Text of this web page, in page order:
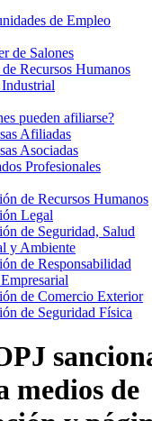
de Empleo
de Salones
Recursos Humanos
pueden afiliarse?
Afiliadas
Asociadas
Profesionales
de Recursos Humanos
Legal
de Seguridad, Salud
y Ambiente
de Responsabilidad
de Comercio Exterior
de Seguridad Física
medios de